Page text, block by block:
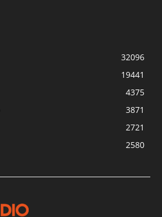
32096
19441
4375
3871
2721
2580